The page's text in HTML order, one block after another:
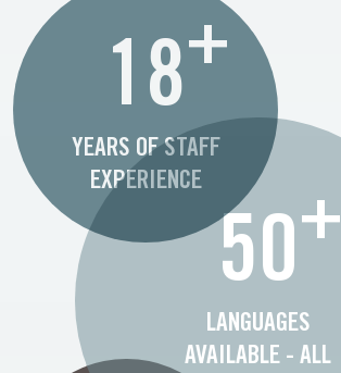
50+
LANGUAGES
AVAILABLE - ALL
18+
YEARS OF STAFF
EXPERIENCE